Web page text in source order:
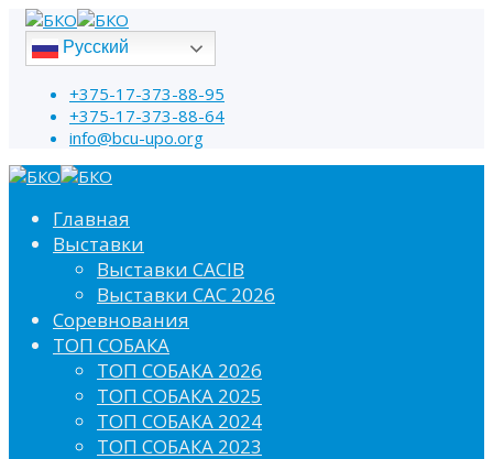
Русский
+375-17-373-88-95
+375-17-373-88-64
info@bcu-upo.org
Главная
Выставки
Выставки CACIB
Выставки САС 2026
Соревнования
ТОП СОБАКА
ТОП СОБАКА 2026
ТОП СОБАКА 2025
ТОП СОБАКА 2024
ТОП СОБАКА 2023